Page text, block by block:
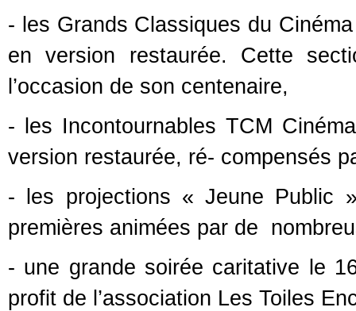
- les Grands Classiques du
en version restaurée. Cette
l’occasion de son centenaire,
- les Incontournables TCM
version restaurée, ré- compensés
- les projections « Jeune Public
premières animées par de
- une grande soirée caritative le
profit de l’association Les Toiles